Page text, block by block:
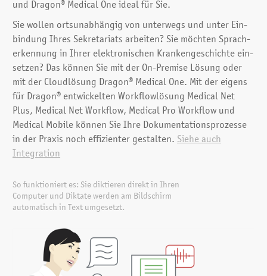
und Dragon® Medical One ideal für Sie.
Sie wollen orts­unab­hängig von unter­wegs und unter Ein­
bindung Ihres Sekretariats arbeiten? Sie möchten Sprach­
erkennung in Ihrer elektronischen Kranken­geschichte ein­
setzen? Das können Sie mit der On-Premise Lösung oder
mit der Cloud­lösung Dragon® Medical One. Mit der eigens
für Dragon® ent­wickelten Workflow­lösung Medical Net
Plus, Medical Net Workflow, Medical Pro Workflow und
Medical Mobile können Sie Ihre Dokumentationsprozesse
in der Praxis noch effizienter gestalten.Siehe auch
Integration
So funktioniert es: Sie diktieren direkt in Ihren
Computer und Diktate werden am Bildschirm
automatisch in Text umgesetzt.